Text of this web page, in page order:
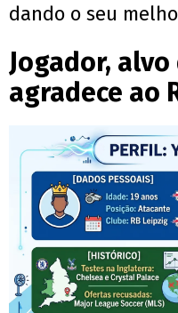
dando o seu
Jogador,
agradece ao